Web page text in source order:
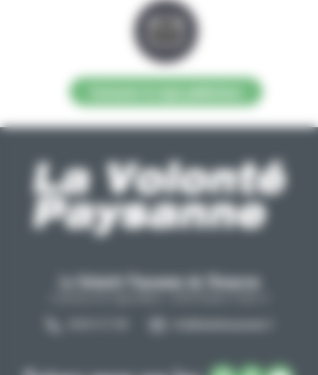
La Volonté Paysanne de l'Aveyron